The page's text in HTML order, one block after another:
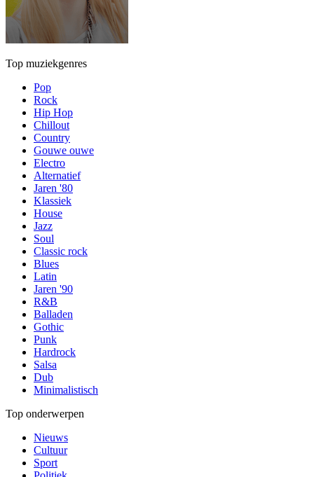
Top muziekgenres
Pop
Rock
Hip Hop
Chillout
Country
Gouwe ouwe
Electro
Alternatief
Jaren '80
Klassiek
House
Jazz
Soul
Classic rock
Blues
Latin
Jaren '90
R&B
Balladen
Gothic
Punk
Hardrock
Salsa
Dub
Minimalistisch
Top onderwerpen
Nieuws
Cultuur
Sport